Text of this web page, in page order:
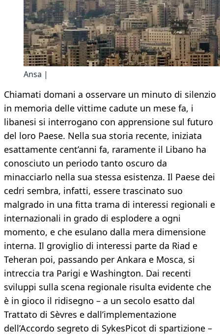
Ansa |
Chiamati domani a osservare un minuto di silenzio
in memoria delle vittime cadute un mese fa, i
libanesi si interrogano con apprensione sul futuro
del loro Paese. Nella sua storia recente, iniziata
esattamente cent’anni fa, raramente il Libano ha
conosciuto un periodo tanto oscuro da
minacciarlo nella sua stessa esistenza. Il Paese dei
cedri sembra, infatti, essere trascinato suo
malgrado in una fitta trama di interessi regionali e
internazionali in grado di esplodere a ogni
momento, e che esulano dalla mera dimensione
interna. Il groviglio di interessi parte da Riad e
Teheran poi, passando per Ankara e Mosca, si
intreccia tra Parigi e Washington. Dai recenti
sviluppi sulla scena regionale risulta evidente che
è in gioco il ridisegno – a un secolo esatto dal
Trattato di Sèvres e dall’implementazione
dell’Accordo segreto di SykesPicot di spartizione –